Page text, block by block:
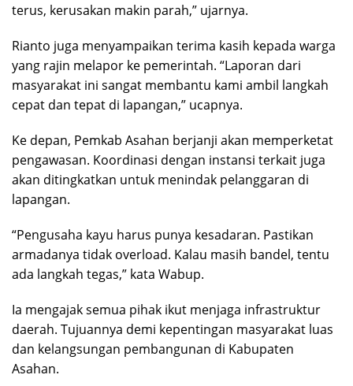
terus, kerusakan makin parah,” ujarnya.
Rianto juga menyampaikan terima kasih kepada warga
yang rajin melapor ke pemerintah. “Laporan dari
masyarakat ini sangat membantu kami ambil langkah
cepat dan tepat di lapangan,” ucapnya.
Ke depan, Pemkab Asahan berjanji akan memperketat
pengawasan. Koordinasi dengan instansi terkait juga
akan ditingkatkan untuk menindak pelanggaran di
lapangan.
“Pengusaha kayu harus punya kesadaran. Pastikan
armadanya tidak overload. Kalau masih bandel, tentu
ada langkah tegas,” kata Wabup.
Ia mengajak semua pihak ikut menjaga infrastruktur
daerah. Tujuannya demi kepentingan masyarakat luas
dan kelangsungan pembangunan di Kabupaten
Asahan.